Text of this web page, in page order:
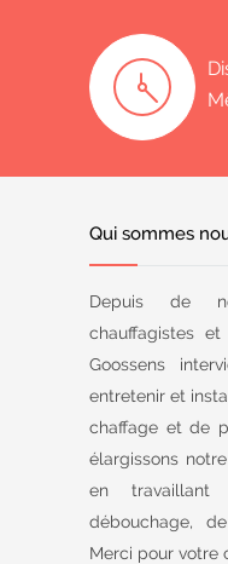
Qui sommes
Depuis de
chauffagistes
Goossens
entretenir et
chaffage et de
élargissons
en
débouchage,
Merci pour votre